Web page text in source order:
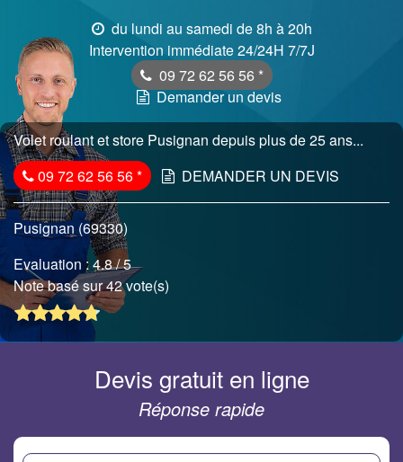
du lundi au samedi de 8h à 20h
Intervention immédiate 24/24H 7/7J
09 72 62 56 56 *
Demander un devis
Volet roulant et store Pusignan depuis plus de 25 ans...
09 72 62 56 56* DEMANDER UN DEVIS
Pusignan (69330)
Evaluation :4.8/ 5
Note basé sur 42 vote(s)
Devis gratuit en ligne
Réponse rapide